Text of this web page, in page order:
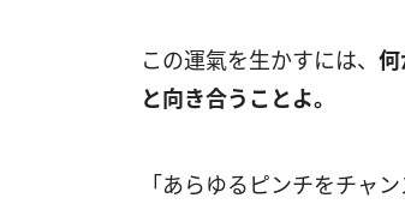
この運氣を生かすには、
と向き合うことよ。
「あらゆるピンチをチャ